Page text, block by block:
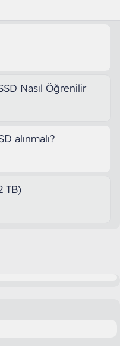
Nasıl Öğrenilir
alınmalı?
TB)